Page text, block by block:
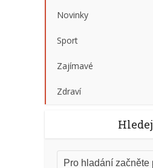
Novinky
Sport
Zajímavé
Zdraví
Hledej